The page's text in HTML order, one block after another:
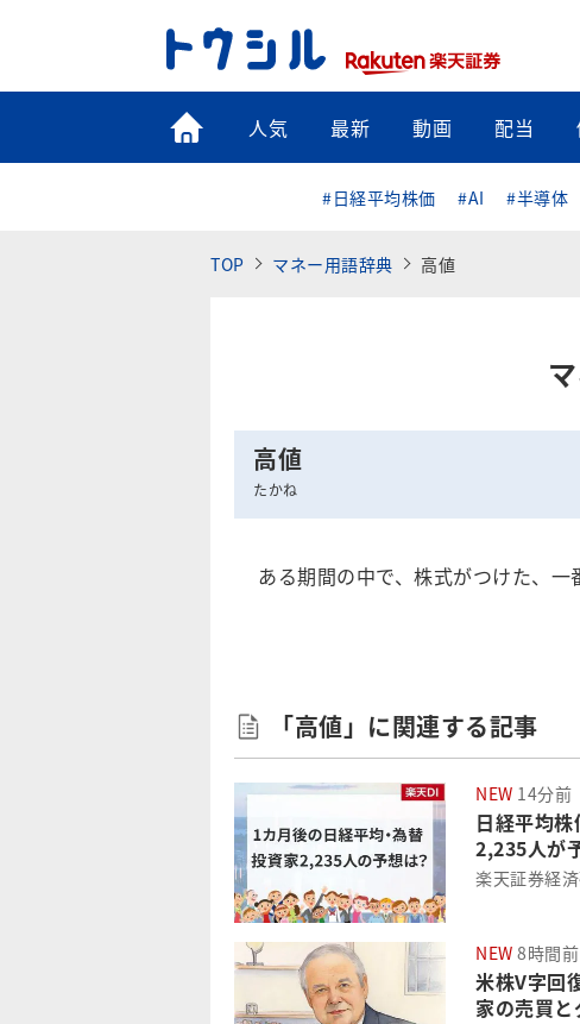
トップ
人気 最新 動画 配当
#日経平均株価 #AI #半導体
TOP マネー用語辞典 高値
高値
たかね
ある期間の中で、株式がつけた、一
「高値」に関連する記事
NEW 14分前
日経平均
2,235人が
楽天証券経
NEW 8時間前
米株V字回
家の売買と